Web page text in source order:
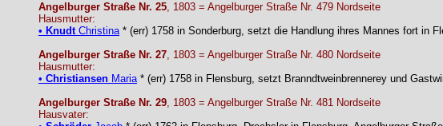
Angelburger Straße Nr. 25, 1803 = Angelburger Straße Nr. 479 Nordseite
Hausmutter:
• KnudtChristina* (err) 1758 in Sonderburg, setzt die Handlung ihres Mannes fort in
Angelburger Straße Nr. 27, 1803 = Angelburger Straße Nr. 480 Nordseite
Hausmutter:
• Christiansen Maria* (err) 1758 in Flensburg, setzt Branndtweinbrennerey und
Angelburger Straße Nr. 29, 1803 = Angelburger Straße Nr. 481 Nordseite
Hausvater: